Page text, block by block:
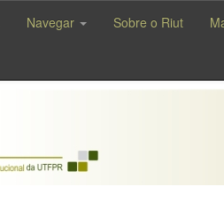
Navegar Sobre o Riut